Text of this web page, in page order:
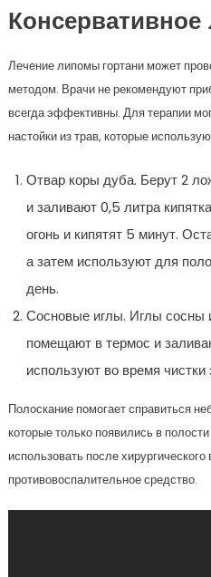
Консервативное
Лечение липомы гортани может
методом. Врачи не рекомендуют
всегда эффективны. Для терапии
настойки из трав, которые
Отвар коры дуба. Берут 2
и заливают 0,5 литра
огонь и кипятят 5 минут.
а затем используют для
день.
Сосновые иглы. Иглы сосны
помещают в термос и
используют во время чистки
Полоскание помогает справиться
которые только появились в
использовать после
противовоспалительное средство.